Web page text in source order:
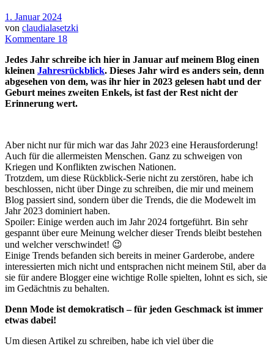
1. Januar 2024
von claudialasetzki
Kommentare 18
Jedes Jahr schreibe ich hier in Januar auf meinem Blog einen
kleinen Jahresrückblick. Dieses Jahr wird es anders sein, denn
abgesehen von dem, was ihr hier in 2023 gelesen habt und der
Geburt meines zweiten Enkels, ist fast der Rest nicht der
Erinnerung wert.
Aber nicht nur für mich war das Jahr 2023 eine Herausforderung!
Auch für die allermeisten Menschen. Ganz zu schweigen von
Kriegen und Konflikten zwischen Nationen.
Trotzdem, um diese Rückblick-Serie nicht zu zerstören, habe ich
beschlossen, nicht über Dinge zu schreiben, die mir und meinem
Blog passiert sind, sondern über die Trends, die die Modewelt im
Jahr 2023 dominiert haben.
Spoiler: Einige werden auch im Jahr 2024 fortgeführt. Bin sehr
gespannt über eure Meinung welcher dieser Trends bleibt bestehen
und welcher verschwindet! 😉
Einige Trends befanden sich bereits in meiner Garderobe, andere
interessierten mich nicht und entsprachen nicht meinem Stil, aber da
sie für andere Blogger eine wichtige Rolle spielten, lohnt es sich, sie
im Gedächtnis zu behalten.
Denn Mode ist demokratisch – für jeden Geschmack ist immer
etwas dabei!
Um diesen Artikel zu schreiben, habe ich viel über die